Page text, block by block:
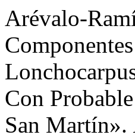
Arévalo-
Con
San Martín».